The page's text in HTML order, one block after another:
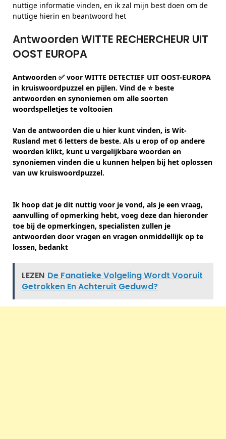
nuttige informatie vinden, en ik zal mijn best doen om de
nuttige hierin en beantwoord het
Antwoorden WITTE RECHERCHEUR UIT
OOST EUROPA
Antwoorden ✅ voor WITTE DETECTIEF UIT OOST-EUROPA
in kruiswoordpuzzel en pijlen. Vind de ⭐ beste
antwoorden en synoniemen om alle soorten
woordspelletjes te voltooien
Van de antwoorden die u hier kunt vinden, is Wit-
Rusland met 6 letters de beste. Als u erop of op andere
woorden klikt, kunt u vergelijkbare woorden en
synoniemen vinden die u kunnen helpen bij het oplossen
van uw kruiswoordpuzzel.
Ik hoop dat je dit nuttig voor je vond, als je een vraag,
aanvulling of opmerking hebt, voeg deze dan hieronder
toe bij de opmerkingen, specialisten zullen je
antwoorden door vragen en vragen onmiddellijk op te
lossen, bedankt
LEZEN De Fanatieke Volgeling Wordt Vooruit
Getrokken En Achteruit Geduwd?